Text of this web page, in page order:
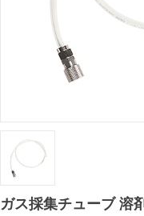
ガス採集チューブ 溶